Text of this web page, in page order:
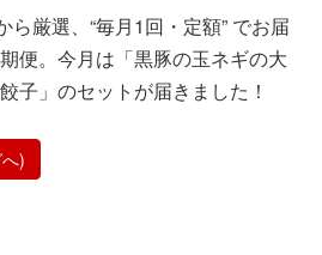
厳選、“毎月1回・定額” でお届
便。今月は「黒豚の玉ネギの大
子」のセットが届きました！
)